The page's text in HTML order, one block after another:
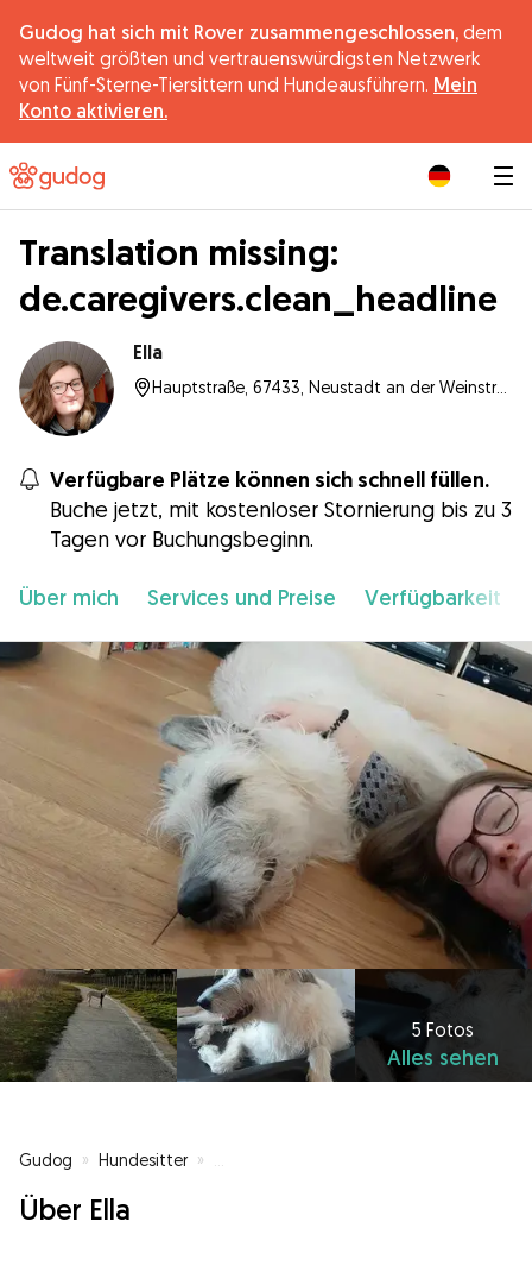
Gudog hat sich mit Rover zusammengeschlossen, dem
weltweit größten und vertrauenswürdigsten Netzwerk
von Fünf-Sterne-Tiersittern und Hundeausführern. Mein
Konto aktivieren.
Translation missing:
de.caregivers.clean_headline
Ella
Hauptstraße, 67433, Neustadt an der Weinstraße
Verfügbare Plätze können sich schnell füllen.
Buche jetzt, mit kostenloser Stornierung bis zu 3
Tagen vor Buchungsbeginn.
Über mich Services und Preise Verfügbarkeit
5 Fotos
Alles sehen
Gudog » Hundesitter »
Über Ella